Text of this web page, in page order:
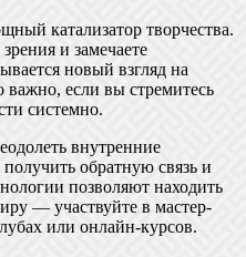
катализатор творчества.
и замечаете
новый взгляд на
если вы стремитесь
системно.
внутренние
обратную связь и
позволяют находить
— участвуйте в мастер-
или онлайн-курсов.